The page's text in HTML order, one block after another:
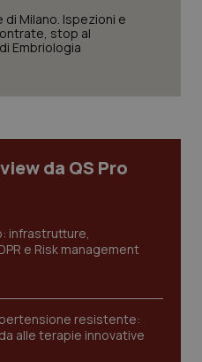
di Milano. Ispezioni e
stop al
Embriologia
da QS Pro
infrastrutture,
e Risk management
resistente:
alle terapie innovative
Fornitore/Dominio
YouTube
.youtube.com
CookieScript
www.quotidianosanita.it